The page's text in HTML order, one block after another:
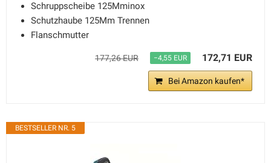
Schruppscheibe 125Mminox
Schutzhaube 125Mm Trennen
Flanschmutter
177,26 EUR −4,55 EUR 172,71 EUR
Bei Amazon kaufen*
BESTSELLER NR. 5